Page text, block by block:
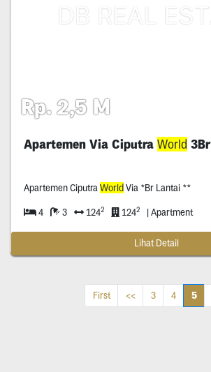
Rp. 2,5 M
Apartemen Via Ciputra World 3Br
Apartemen Ciputra World Via *Br Lantai **
4 3 1242 1242 | Apartment
Lihat Detail
First << 3 4 5